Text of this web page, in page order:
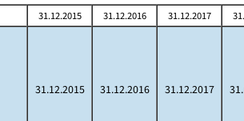
31.12.2015 31.12.2016 31.12.2017
31.12.2015 31.12.2016 31.12.2017